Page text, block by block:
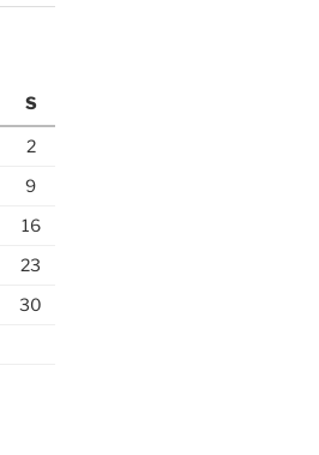
S
2
9
16
23
30